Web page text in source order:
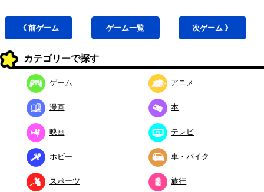
《 前ゲーム ゲーム一覧 次ゲーム 》
カテゴリーで探す
ゲーム アニメ
漫画 本
映画 テレビ
ホビー 車・バイク
スポーツ 旅行